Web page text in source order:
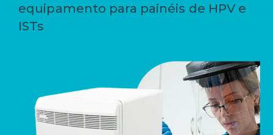
equipamento para painéis de HPV e
ISTs